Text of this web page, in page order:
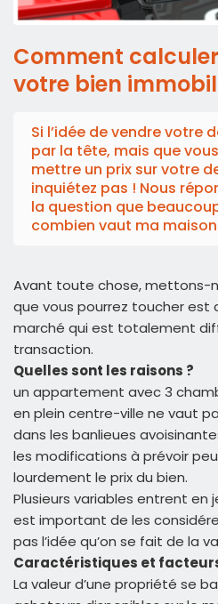
Comment
votre bien
Si l’idée de vendre votre
par la tête, mais que
mettre un prix sur votre
inquiétez pas ! Nous
la question que
combien vaut ma maison
Avant toute chose, mettons-
que vous pourrez toucher est
marché qui est totalement
transaction.
Quelles sont les raisons ?
un appartement avec 3
en plein centre-ville ne vaut
dans les banlieues
les modifications à prévoir
lourdement le prix du bien.
Plusieurs variables entrent en
est important de les
pas l’idée qu’on se fait de la
Caractéristiques et
La valeur d’une propriété se